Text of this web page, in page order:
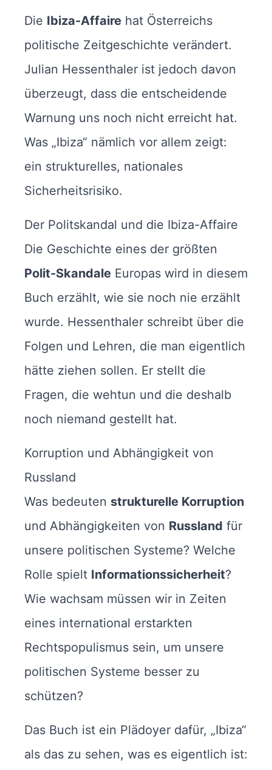
Die Ibiza-Affaire hat Österreichs
politische Zeitgeschichte verändert.
Julian Hessenthaler ist jedoch davon
überzeugt, dass die entscheidende
Warnung uns noch nicht erreicht hat.
Was „Ibiza“ nämlich vor allem zeigt:
ein strukturelles, nationales
Sicherheitsrisiko.
Der Politskandal und die Ibiza-Affaire
Die Geschichte eines der größten
Polit-Skandale Europas wird in diesem
Buch erzählt, wie sie noch nie erzählt
wurde. Hessenthaler schreibt über die
Folgen und Lehren, die man eigentlich
hätte ziehen sollen. Er stellt die
Fragen, die wehtun und die deshalb
noch niemand gestellt hat.
Korruption und Abhängigkeit von
Russland
Was bedeuten strukturelle Korruption
und Abhängigkeiten von Russland für
unsere politischen Systeme? Welche
Rolle spielt Informationssicherheit?
Wie wachsam müssen wir in Zeiten
eines international erstarkten
Rechtspopulismus sein, um unsere
politischen Systeme besser zu
schützen?
Das Buch ist ein Plädoyer dafür, „Ibiza“
als das zu sehen, was es eigentlich ist: